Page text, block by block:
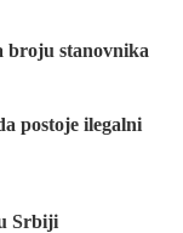
broju stanovnika
postoje ilegalni
Srbiji